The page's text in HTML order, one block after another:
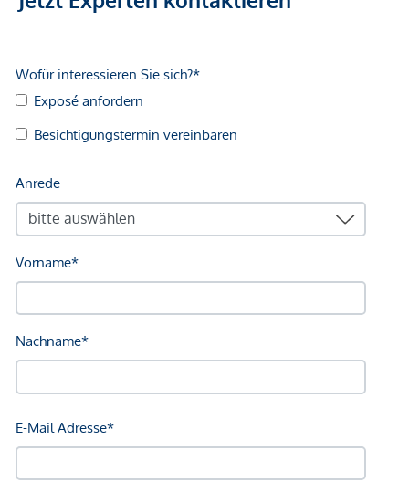
Geldautomat <1.250m
Verkehr
Straßenbahn <1.250m
U-Bahn <3.250m
Bahnhof <2.500m
Immobilienunternehmen angeboten. Allfällige aus dem
Vertragsabschluss resultierende Rechte sind ausschließlich
gegenüber dem anbietenden Immobilienunternehmen